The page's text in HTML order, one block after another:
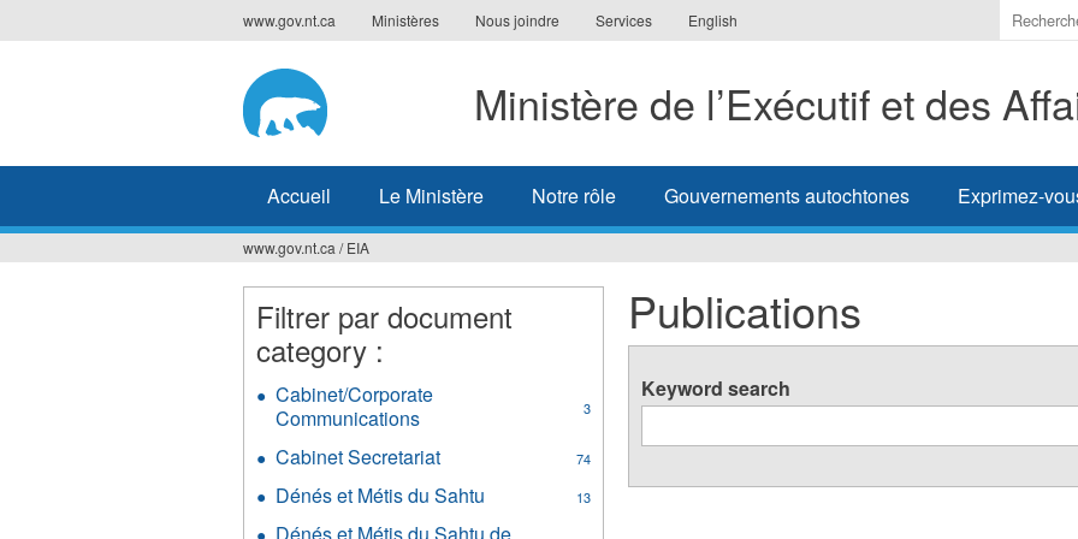
to
www.gov.nt.ca Ministères Nous joindre Services English
Indiquer
les
à
Ministère de l’Exécutif et des
Accueil Le Ministère Notre rôle Gouvernements autochtones Exprimez-
Vous
êtes
ici
www.gov.nt.ca / EIA
Publications
Keyword search
Filtrer par document
category :
Cabinet/Corporate
Communications
3
Communications
filter
Cabinet Secretariat 74
Secretariat
filter
Dénés et Métis du Sahtu 13